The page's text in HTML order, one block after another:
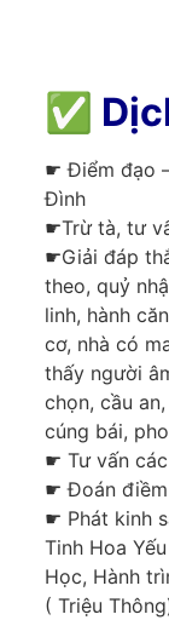
✅
☛ Điểm đạo
Đình
☛Trừ tà, tư
☛Giải đáp
theo, quỷ
linh, hành
cơ, nhà có
thấy người
chọn, cầu
cúng bái,
☛ Tư vấn
☛ Đoán
☛ Phát kinh
Tinh Hoa
Học, Hành
( Triệu